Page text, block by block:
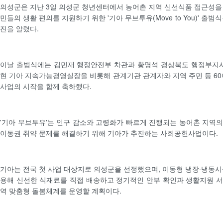
의성군은 지난 3일 의성군 청년센터에서 농어촌 지역 신선식품 접근성
민들의 생활 편의를 지원하기 위한 '기아 무브투유(Move to You)' 출범
진을 알렸다.
이날 출범식에는 김민재 행정안전부 차관과 황명석 경상북도 행정부지
현 기아 지속가능경영실장을 비롯해 관계기관 관계자와 지역 주민 등
사업의 시작을 함께 축하했다.
'기아 무브투유'는 인구 감소와 고령화가 빠르게 진행되는 농어촌 지역
이동권 취약 문제를 해결하기 위해 기아가 추진하는 사회공헌사업이다.
기아는 전국 첫 사업 대상지로 의성군을 선정했으며, 이동형 냉장·냉동
용해 신선한 식재료를 직접 배송하고 정기적인 안부 확인과 생활지원
역 맞춤형 돌봄체계를 운영할 계획이다.